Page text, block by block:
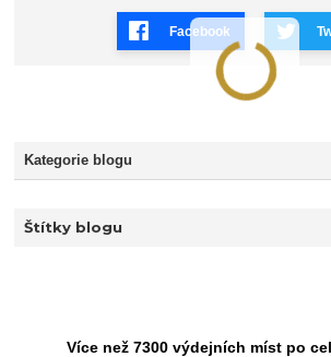
Kategorie blogu
Štítky blogu
Facebook
Více než 7300 výdejních míst po